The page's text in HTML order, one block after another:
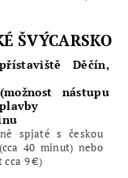
ŠVÝCARSKO
Děčín,
nástupu
spjaté s českou
40 minut) nebo
9 €)